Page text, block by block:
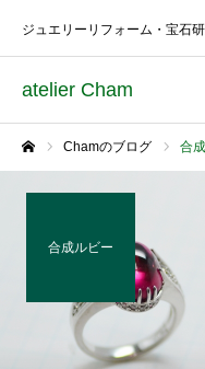
atelier Cham
ジュエリーリフォーム・宝石
Chamのブログ 合
合成ルビー